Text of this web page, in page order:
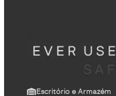
Escritório e Armazém